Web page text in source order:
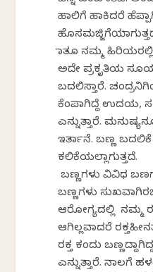
ಹಾಲಿಗೆ ಹಾಕಿದರೆ
ಮಾತೂ ನಮ್ಮ
ಅದೇ ಪ್ರಕೃತಿಯ
ಬದಲಿಸ್ತಾರೆ.
ಕೆಂಪಾಗಿದ್ದೆ ಉದಯ,
ಎನ್ನುತ್ತಾರೆ.
ಇರ್ತಾನೆ. ಬಣ್ಣ
ಕಲಿಕೆಯಲ್ಲಾಗುತ್ತದೆ.
ಬಣ್ಣಗಳು ವಿವಿಧ
ಬಣ್ಣಗಳು
ಆರೋಗ್ಯದಲ್ಲಿ ನಮ್ಮ
ಆಗಿಲ್ಲವಾದರೆ
ರಕ್ತ ಕಂದು
ಎನ್ನುತ್ತಾರೆ. ನಾಲಗೆ